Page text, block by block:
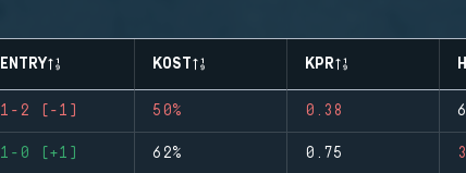
ENTRY KOST KPR
1-2 (-1) 50% 0.38
1-0 (+1) 62% 0.75